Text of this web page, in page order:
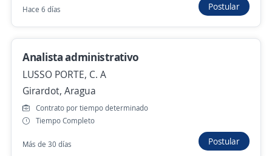
Contador fiscal
4,3
Finamore Litho Forms,c.a.
Especialista en Costos
Comedores Industriales Da Gianni
Hace 6 días Postular
Analista administrativo
LUSSO PORTE, C. A
Girardot, Aragua
Contrato por tiempo determinado
Tiempo Completo
Más de 30 días Postular